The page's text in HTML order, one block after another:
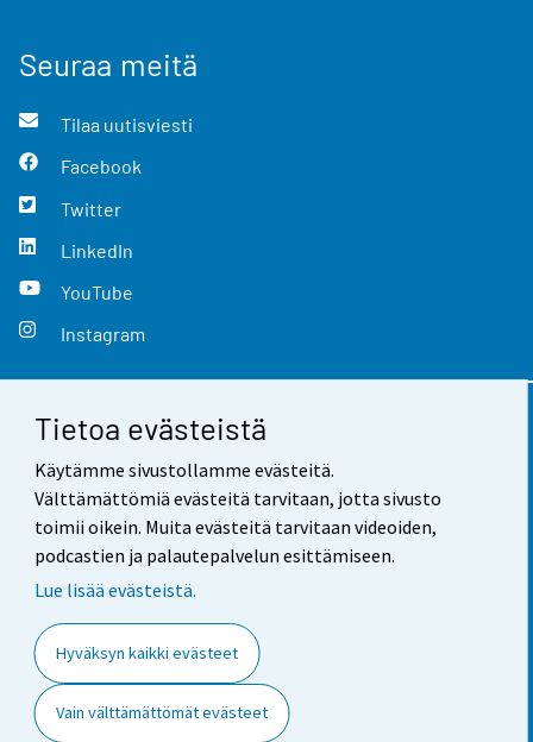
Tietoa evästeistä
Käytämme sivustollamme evästeitä.
Välttämättömiä evästeitä tarvitaan, jotta sivusto
toimii oikein. Muita evästeitä tarvitaan videoiden,
podcastien ja palautepalvelun esittämiseen.
Lue lisää evästeistä.
Hyväksyn kaikki evästeet
Vain välttämättömät evästeet
Seuraa meitä
Tilaa uutisviesti
Facebook
Twitter
LinkedIn
YouTube
Instagram
Yhteystiedot
Palaute
Käyttöehdot
Saavutettavuus
Tietoa sivustosta
Evästeasetukset